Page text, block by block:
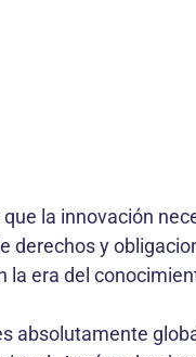
que la innovación
derechos y
la era del
absolutamente